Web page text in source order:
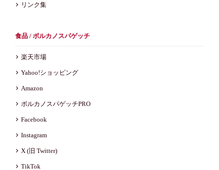
リンク集
食品 / ボルカノスパゲッチ
楽天市場
Yahoo!ショッピング
Amazon
ボルカノスパゲッチPRO
Facebook
Instagram
X (旧 Twitter)
TikTok